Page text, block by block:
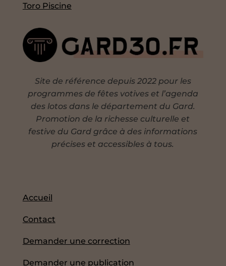
Toro Piscine
Site de référence depuis 2022 pour les
programmes de fêtes votives et l’agenda
des lotos dans le département du Gard.
Promotion de la richesse culturelle et
festive du Gard grâce à des informations
précises et accessibles à tous.
Accueil
Contact
Demander une correction
Demander une publication